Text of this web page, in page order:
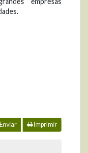
Enviar Imprimir